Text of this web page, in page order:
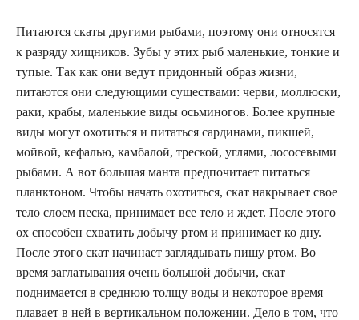
Питаются скаты другими рыбами, поэтому они относятся
к разряду хищников. Зубы у этих рыб маленькие, тонкие и
тупые. Так как они ведут придонный образ жизни,
питаются они следующими существами: черви, моллюски,
раки, крабы, маленькие виды осьминогов. Более крупные
виды могут охотиться и питаться сардинами, пикшей,
мойвой, кефалью, камбалой, треской, углями, лососевыми
рыбами. А вот большая манта предпочитает питаться
планктоном. Чтобы начать охотиться, скат накрывает свое
тело слоем песка, принимает все тело и ждет. После этого
ох способен схватить добычу ртом и принимает ко дну.
После этого скат начинает заглядывать пишу ртом. Во
время заглатывания очень большой добычи, скат
поднимается в среднюю толщу воды и некоторое время
плавает в ней в вертикальном положении. Дело в том, что